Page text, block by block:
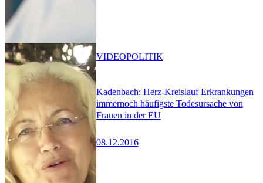
Kadenbach: Herz-Kreislauf Erkrankungen
immernoch häufigste Todesursache von
Frauen in der EU
08.12.2016
VIDEOPOLITIK